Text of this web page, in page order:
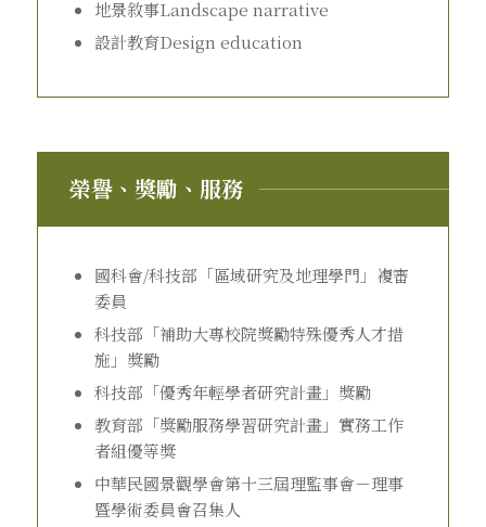
地景敘事Landscape narrative
設計教育Design education
榮譽、獎勵、服務
國科會/科技部「區域研究及地理學門」複審
委員
科技部「補助大專校院獎勵特殊優秀人才措
施」獎勵
科技部「優秀年輕學者研究計畫」獎勵
教育部「獎勵服務學習研究計畫」實務工作
者組優等獎
中華民國景觀學會第十三屆理監事會－理事
暨學術委員會召集人